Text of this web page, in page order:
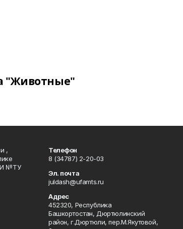
"Животные"
,
№ТУ
Телефон
8 (34787) 2-20-03
Эл. почта
juldash@ufamts.ru
Адрес
452320, Республика
Башкортостан, Дюртюлинский
район, г.Дюртюли, пер.М.Якутовой,